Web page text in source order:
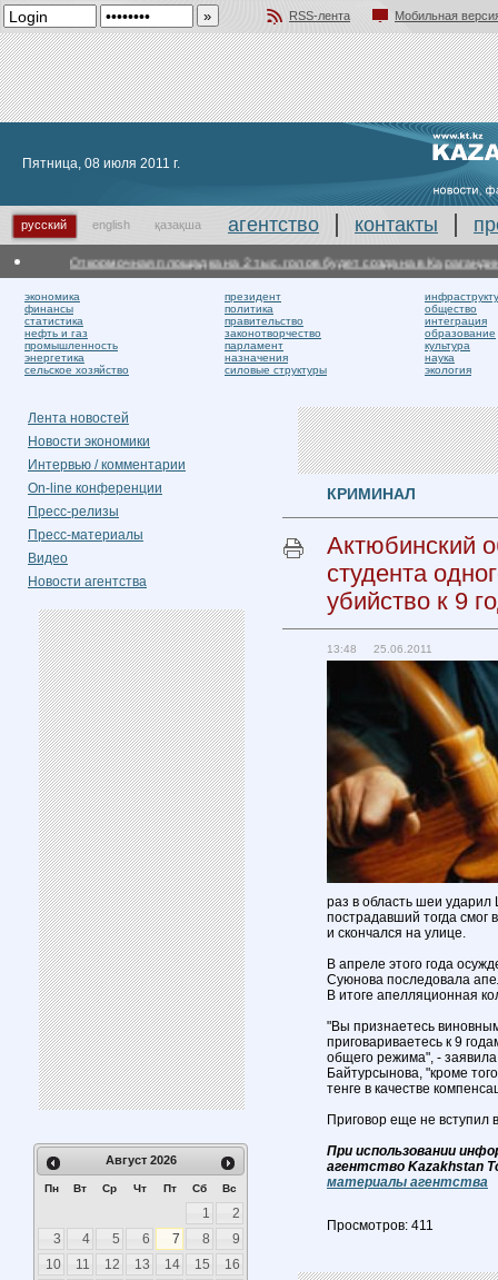
RSS-лента
Мобильная
Пятница, 08 июля 2011 г.
русский english қазақша агентство контакты
Откормочная площадка на 2 тыс. голов будет создана в
экономика
финансы
статистика
нефть и газ
промышленность
энергетика
сельское хозяйство
президент
политика
правительство
законотворчество
парламент
назначения
силовые структуры
общество
интеграция
образование
культура
наука
экология
Лента новостей
Новости экономики
Интервью / комментарии
On-line конференции
Пресс-релизы
Пресс-материалы
Видео
Новости агентства
Август 2026
Пн Вт Ср Чт Пт Сб Вс
1
2
3
4 5 6 7 8
9
10
11 12 13 14 15
16
КРИМИНАЛ
Актюбинский
студента
убийство к 9
13:48 25.06.2011
раз в область шеи
пострадавший тогда смог
и скончался на улице.
В апреле этого года
Суюнова последовала
В итоге апелляционная
"Вы признаетесь
приговариваетесь к 9
общего режима", - заявила
Байтурсынова, "кроме
тенге в качестве
Приговор еще не вступил
При использовании
агентство Kazakhstan
материалы агентства
Просмотров: 411